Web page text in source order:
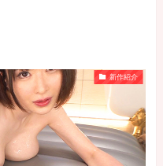
新作紹介